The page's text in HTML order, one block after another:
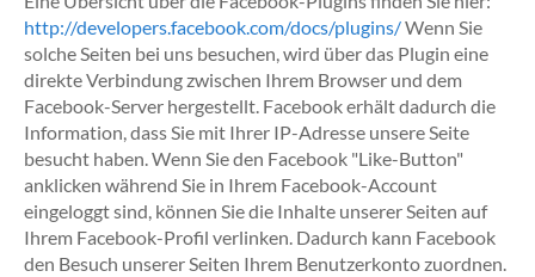
http://developers.facebook.com/docs/plugins/Wenn Sie
solche Seiten bei uns besuchen, wird über das Plugin eine
direkte Verbindung zwischen Ihrem Browser und dem
Facebook-Server hergestellt. Facebook erhält dadurch die
Information, dass Sie mit Ihrer IP-Adresse unsere Seite
besucht haben. Wenn Sie den Facebook "Like-Button"
anklicken während Sie in Ihrem Facebook-Account
eingeloggt sind, können Sie die Inhalte unserer Seiten auf
Ihrem Facebook-Profil verlinken. Dadurch kann Facebook
den Besuch unserer Seiten Ihrem Benutzerkonto zuordnen.